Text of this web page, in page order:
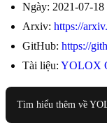
Ngày: 2021-07-18
Arxiv: https://
GitHub: https://
Tài liệu: YOLOX
Tìm hiểu thêm về